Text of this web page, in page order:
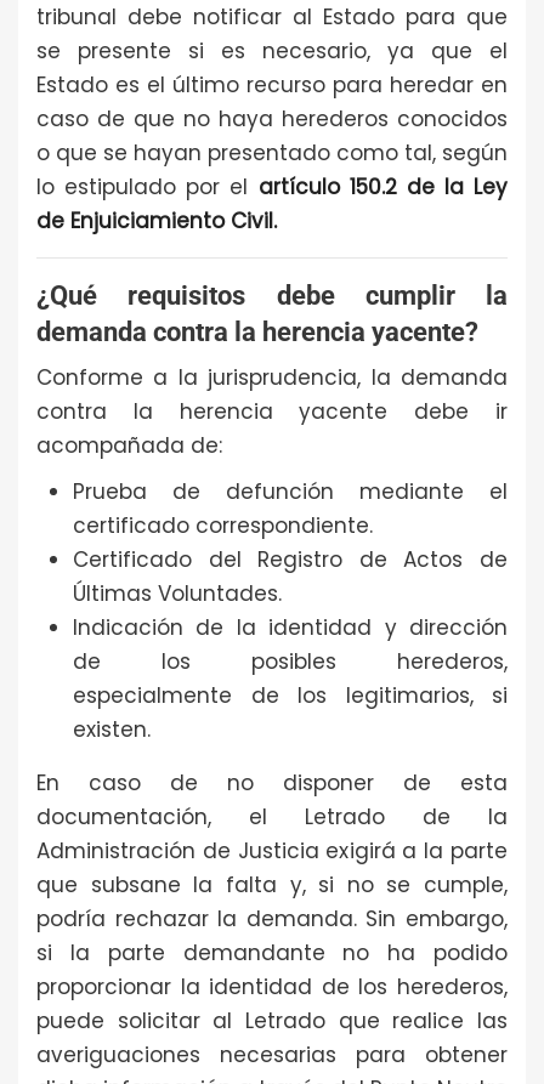
tribunal debe notificar al Estado para que
se presente si es necesario, ya que el
Estado es el último recurso para heredar en
caso de que no haya herederos conocidos
o que se hayan presentado como tal, según
lo estipulado por el artículo 150.2 de la Ley
de Enjuiciamiento Civil.
¿Qué requisitos debe cumplir la
demanda contra la herencia yacente?
Conforme a la jurisprudencia, la demanda
contra la herencia yacente debe ir
acompañada de:
Prueba de defunción mediante el
certificado correspondiente.
Certificado del Registro de Actos de
Últimas Voluntades.
Indicación de la identidad y dirección
de los posibles herederos,
especialmente de los legitimarios, si
existen.
En caso de no disponer de esta
documentación, el Letrado de la
Administración de Justicia exigirá a la parte
que subsane la falta y, si no se cumple,
podría rechazar la demanda. Sin embargo,
si la parte demandante no ha podido
proporcionar la identidad de los herederos,
puede solicitar al Letrado que realice las
averiguaciones necesarias para obtener